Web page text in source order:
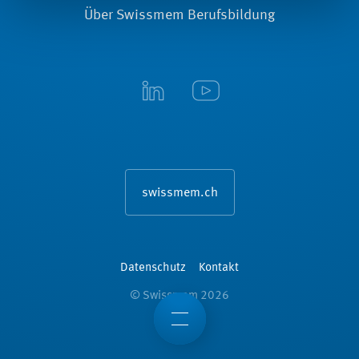
Über Swissmem Berufsbildung
swissmem.ch
Datenschutz Kontakt
© Swissmem 2026